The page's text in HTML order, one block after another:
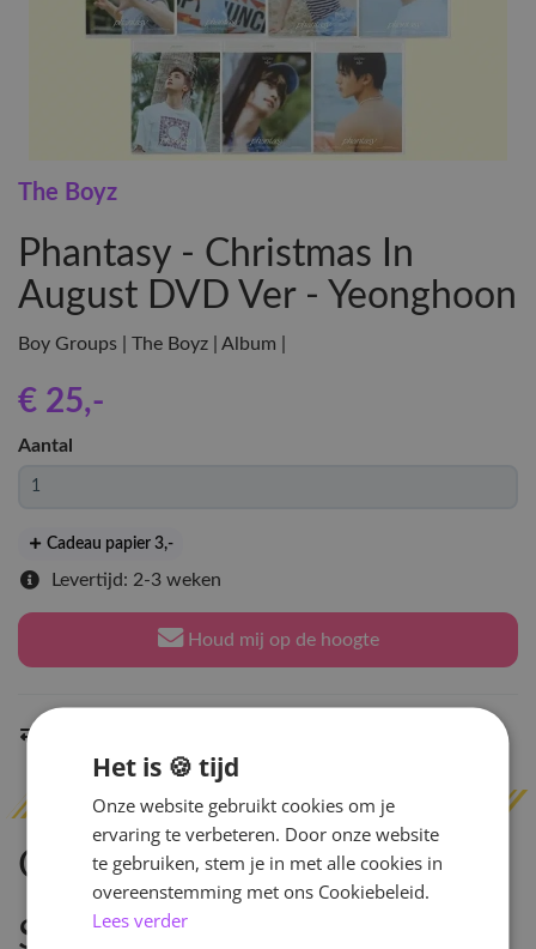
The Boyz
Phantasy - Christmas In
August DVD Ver - Yeonghoon
Boy Groups | The Boyz | Album |
€ 25,-
Aantal
Cadeau papier 3,-
Levertijd: 2-3 weken
Houd mij op de hoogte
Omschrijving
Specificaties
Het is 🍪 tijd
Onze website gebruikt cookies om je
ervaring te verbeteren. Door onze website
te gebruiken, stem je in met alle cookies in
overeenstemming met ons Cookiebeleid.
Lees verder